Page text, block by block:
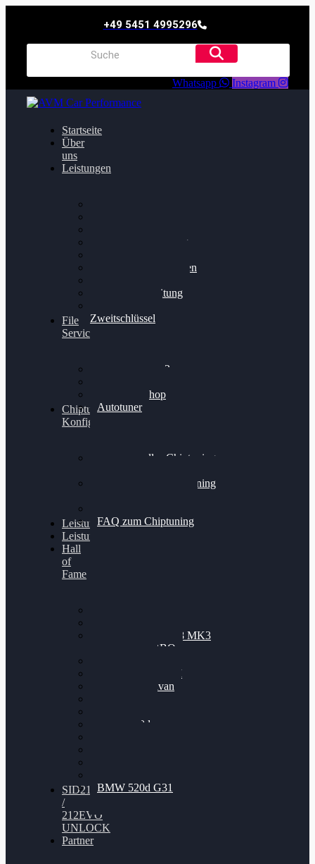
+49 5451 4995296
Whatsapp Instagram
Startseite
Über
uns
Leistungen
Getriebeoptimierung
Bremsscheiben planen
Felgenaufbereitung
Zweitschlüssel
File
Service
Alientech Kess3
Alientech Shop
Autotuner
Chiptuning
Konfigurator
Professionelles Chiptuning
Professionelles Chiptuning
FAQ zum Chiptuning
Leistungsmessung
Leistungsprüfstand
Hall
of
Fame
Nissan GT-R35 3.8 MK3
V6 TWINTURBO
VW Passat 2.0TDI
VW T6 Multivan
BMW 120d
BMW 520d G31
SID212
/
212EVO
UNLOCK
Partner